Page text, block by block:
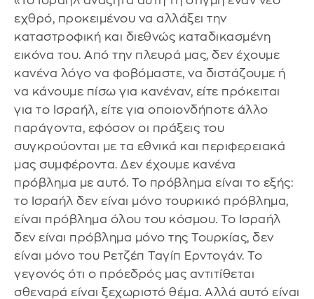
εχθρό, προκειμένου να αλλάξει την
καταστροφική και διεθνώς καταδικασμένη
εικόνα του. Από την πλευρά μας, δεν έχουμε
κανένα λόγο να φοβόμαστε, να διστάζουμε ή
να κάνουμε πίσω για κανέναν, είτε πρόκειται
για το Ισραήλ, είτε για οποιονδήποτε άλλο
παράγοντα, εφόσον οι πράξεις του
συγκρούονται με τα εθνικά και περιφερειακά
μας συμφέροντα. Δεν έχουμε κανένα
πρόβλημα με αυτό. Το πρόβλημα είναι το εξής:
το Ισραήλ δεν είναι μόνο τουρκικό πρόβλημα,
είναι πρόβλημα όλου του κόσμου. Το Ισραήλ
δεν είναι πρόβλημα μόνο της Τουρκίας, δεν
είναι μόνο του Ρετζέπ Ταγίπ Ερντογάν. Το
γεγονός ότι ο πρόεδρός μας αντιτίθεται
σθεναρά είναι ξεχωριστό θέμα. Αλλά αυτό είναι